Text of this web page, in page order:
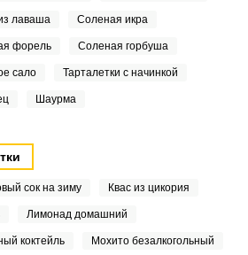
лаваша Соленая икра
форель Соленая горбуша
сало Тарталетки с начинкой
Шаурма
сок на зиму Квас из цикория
Лимонад домашний
коктейль Мохито безалкогольный
В горячую воду